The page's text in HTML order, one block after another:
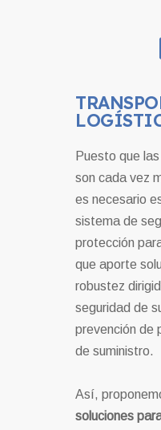
Puesto que
son cada vez
es necesario
sistema de
protección
que aporte
robustez
seguridad de
prevención de
de suministro.
Así,
soluciones